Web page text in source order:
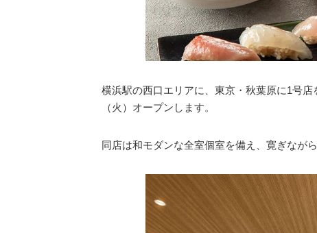
横浜駅の西口エリアに、東京・秋葉原に1号店
（火）オープンします。
同店は和モダンな全室個室を備え、寛ぎなが